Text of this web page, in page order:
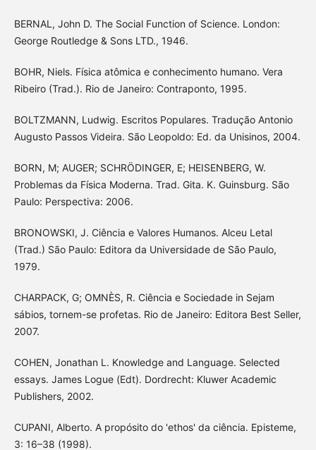
BERNAL, John D. The Social Function of Science. London:
George Routledge & Sons LTD., 1946.
BOHR, Niels. Física atômica e conhecimento humano. Vera
Ribeiro (Trad.). Rio de Janeiro: Contraponto, 1995.
BOLTZMANN, Ludwig. Escritos Populares. Tradução Antonio
Augusto Passos Videira. São Leopoldo: Ed. da Unisinos, 2004.
BORN, M; AUGER; SCHRÖDINGER, E; HEISENBERG, W.
Problemas da Física Moderna. Trad. Gita. K. Guinsburg. São
Paulo: Perspectiva: 2006.
BRONOWSKI, J. Ciência e Valores Humanos. Alceu Letal
(Trad.) São Paulo: Editora da Universidade de São Paulo,
1979.
CHARPACK, G; OMNÈS, R. Ciência e Sociedade in Sejam
sábios, tornem-se profetas. Rio de Janeiro: Editora Best Seller,
2007.
COHEN, Jonathan L. Knowledge and Language. Selected
essays. James Logue (Edt). Dordrecht: Kluwer Academic
Publishers, 2002.
CUPANI, Alberto. A propósito do 'ethos' da ciência. Episteme,
3: 16–38 (1998).